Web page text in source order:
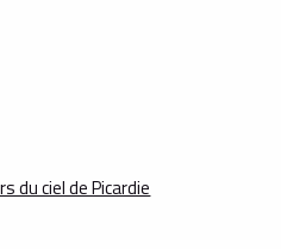
du ciel de Picardie